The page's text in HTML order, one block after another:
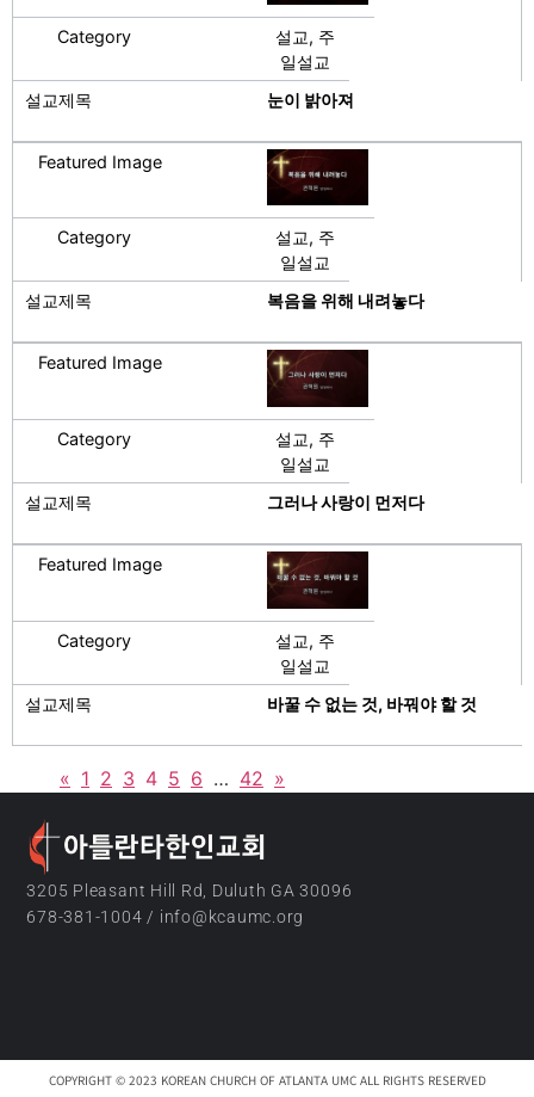
설교, 주
일설교
눈이 밝아져
설교, 주
일설교
복음을 위해 내려놓다
설교, 주
일설교
그러나 사랑이 먼저다
설교, 주
일설교
바꿀 수 없는 것, 바꿔야 할 것
« 1 2 3 4 5 6 … 42 »
3205 Pleasant Hill Rd, Duluth GA 30096
678-381-1004 / info@kcaumc.org
COPYRIGHT © 2023 KOREAN CHURCH OF ATLANTA UMC ALL RIGHTS RESERVED